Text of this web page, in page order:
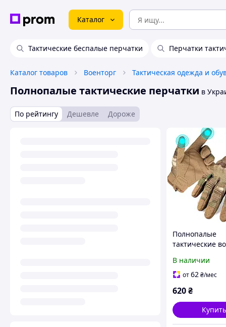
Каталог
Тактические беспалые перчатки Перчатки
Каталог товаров Военторг Тактическая одежда и
Полнопалые тактические перчатки в
По рейтингу Дешевле Дороже
Полнопалые
тактические
перфорацией
Мультика
В наличии
от62₴/мес
620₴
Купить